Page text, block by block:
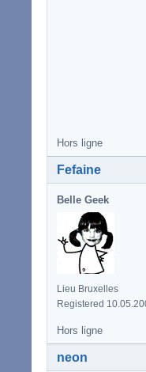
Hors ligne
Fefaine
Belle Geek
Lieu Bruxelles
Registered
Hors ligne
neon